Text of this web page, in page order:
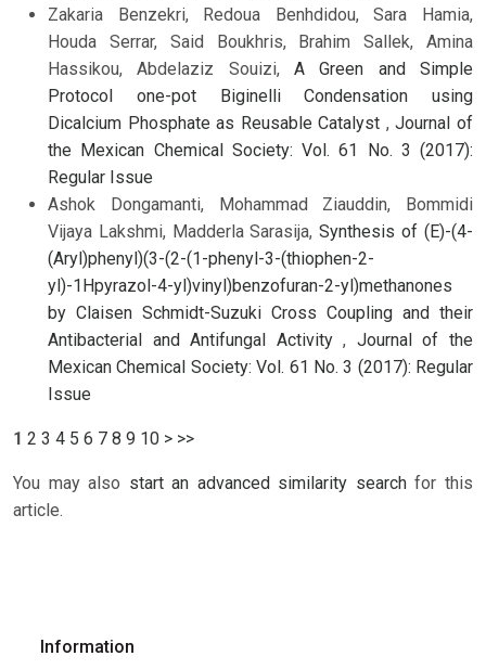
Zakaria Benzekri, Redoua Benhdidou, Sara Hamia,
Houda Serrar, Said Boukhris, Brahim Sallek, Amina
Hassikou, Abdelaziz Souizi, A Green and Simple
Protocol one-pot Biginelli Condensation using
Dicalcium Phosphate as Reusable Catalyst ,Journal of
the Mexican Chemical Society: Vol. 61 No. 3 (2017):
Regular Issue
Ashok Dongamanti, Mohammad Ziauddin, Bommidi
Vijaya Lakshmi, Madderla Sarasija,Synthesis of (E)-(4-
(Aryl)phenyl)(3-(2-(1-phenyl-3-(thiophen-2-
yl)-1Hpyrazol-4-yl)vinyl)benzofuran-2-yl)methanones
by Claisen Schmidt-Suzuki Cross Coupling and their
Antibacterial and Antifungal Activity, Journal of the
Mexican Chemical Society: Vol. 61 No. 3 (2017): Regular
Issue
1 2 3 4 5 6 7 8 9 10 > >>
You may also start an advanced similarity searchfor this
article.
Information